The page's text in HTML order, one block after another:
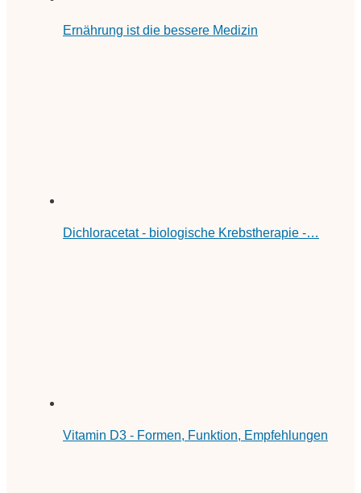
Ernährung ist die bessere Medizin
Dichloracetat - biologische Krebstherapie -…
Vitamin D3 - Formen, Funktion, Empfehlungen